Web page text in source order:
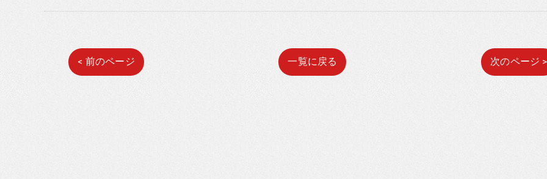
< 前のページ 一覧に戻る 次のページ >